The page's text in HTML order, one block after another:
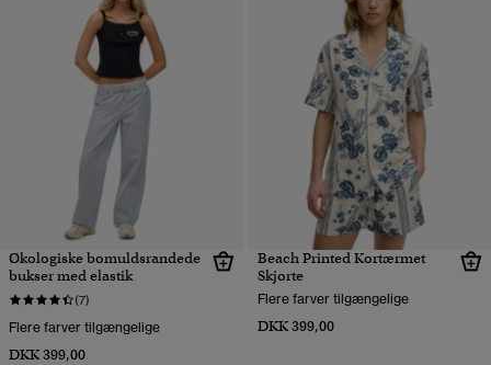
Økologiske bomuldsrandede
bukser med elastik
(7)
Flere farver tilgængelige
DKK 399,00
Beach Printed Kortærmet
Skjorte
Flere farver tilgængelige
DKK 399,00